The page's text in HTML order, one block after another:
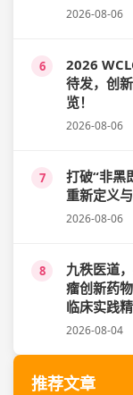
2026-08-06
6
2026
待发，创
览！
2026-08-06
7
打破“非黑
重新定义
2026-08-06
8
九秩医道
瘤创新药
临床实践
2026-08-04
推荐文章